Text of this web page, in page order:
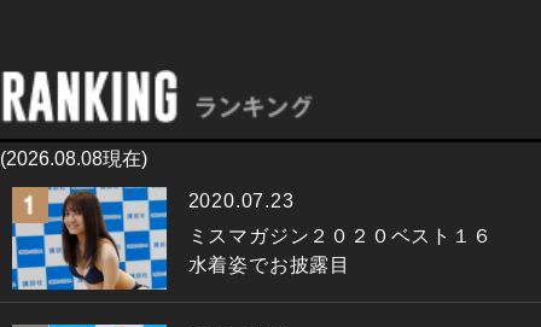
(2026.08.08現在)
2020.07.23
ミスマガジン２０２０ベスト１６
水着姿でお披露目